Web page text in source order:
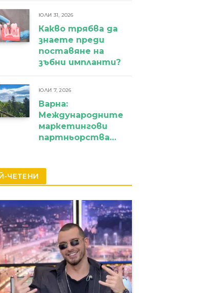
ЮЛИ 31, 2026
Какво трябва да
знаете преди
поставяне на
зъбни импланти?
ЮЛИ 7, 2026
Варна:
Международните
маркетингови
партньорства
ЧЕТЕНИ